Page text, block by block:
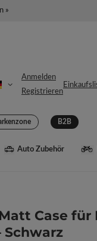
»
Anmelden
Registrieren
B2B
Auto Zubehör
Case für
Schwarz